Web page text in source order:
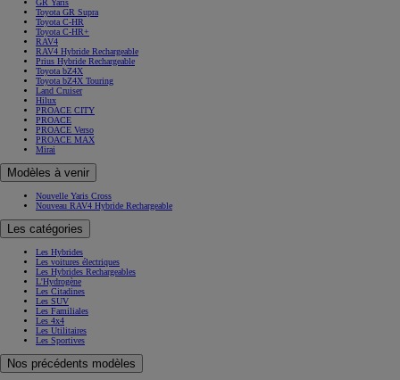
Toyota GR Supra
Toyota C-HR
Toyota C-HR+
RAV4
RAV4 Hybride Rechargeable
Prius Hybride Rechargeable
Toyota bZ4X
Toyota bZ4X Touring
Land Cruiser
Hilux
PROACE CITY
PROACE
PROACE Verso
PROACE MAX
Mirai
Modèles à venir
Nouvelle Yaris Cross
Nouveau RAV4 Hybride Rechargeable
Les catégories
Les Hybrides
Les voitures électriques
Les Hybrides Rechargeables
L'Hydrogène
Les Citadines
Les SUV
Les Familiales
Les 4x4
Les Utilitaires
Les Sportives
Nos précédents modèles